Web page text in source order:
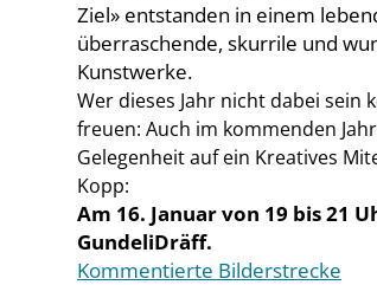
Ziel» entstanden in einem
überraschende, skurrile und
Kunstwerke.
Wer dieses Jahr nicht dabei sein
freuen: Auch im kommenden
Gelegenheit auf ein Kreatives
Kopp:
Am 16. Januar von 19 bis 21
GundeliDräff.
Kommentierte Bilderstrecke